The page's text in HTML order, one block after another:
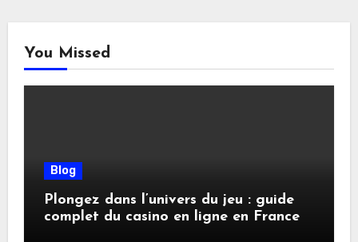
You Missed
Blog
Plongez dans l’univers du jeu : guide
complet du casino en ligne en France